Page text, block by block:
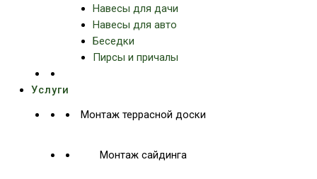
Навесы для дачи
Навесы для авто
Беседки
Пирсы и причалы
Услуги
Монтаж террасной доски
Монтаж сайдинга